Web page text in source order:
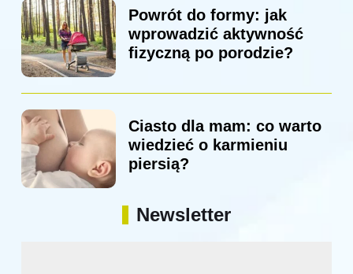
Powrót do formy: jak
wprowadzić aktywność
fizyczną po porodzie?
Ciasto dla mam: co warto
wiedzieć o karmieniu
piersią?
Newsletter